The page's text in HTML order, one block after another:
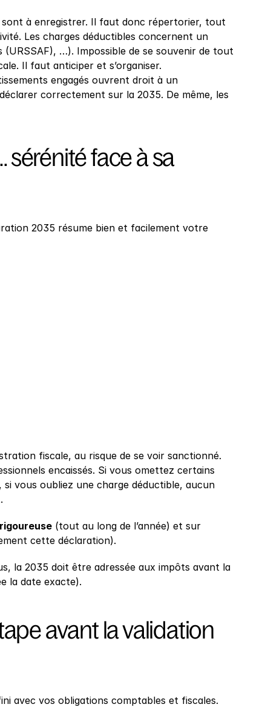
à enregistrer. Il faut donc répertorier, tout
Les charges déductibles concernent un
…). Impossible de se souvenir de tout
Il faut anticiper et s’organiser.
engagés ouvrent droit à un
correctement sur la 2035. De même, les
sérénité face à sa
2035 résume bien et facilement votre
fiscale, au risque de se voir sanctionné.
encaissés. Si vous omettez certains
vous oubliez une charge déductible, aucun
(tout au long de l’année) et sur
cette déclaration).
la 2035 doit être adressée aux impôts avant la
la date exacte).
avant la validation
avec vos obligations comptables et fiscales.